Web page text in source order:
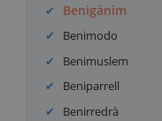
Benigànim
Benimodo
Benimuslem
Beniparrell
Benirredrà